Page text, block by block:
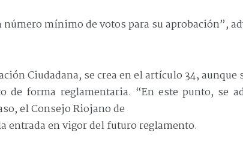
mínimo de votos para su aprobación”,
Ciudadana, se crea en el artículo 34, aunque
de forma reglamentaria. “En este punto, se
el Consejo Riojano de
entrada en vigor del futuro reglamento.